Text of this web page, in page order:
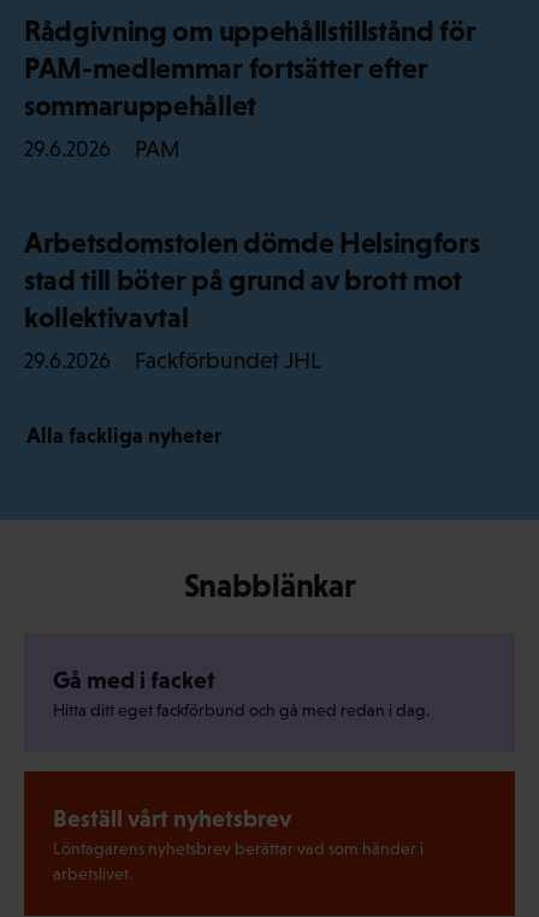
Rådgivning om uppehållstillstånd för
PAM-medlemmar fortsätter efter
sommaruppehållet
29.6.2026 PAM
Arbetsdomstolen dömde Helsingfors
stad till böter på grund av brott mot
kollektivavtal
29.6.2026 Fackförbundet JHL
Alla fackliga nyheter
Snabblänkar
Gå med i facket
Hitta ditt eget fackförbund och gå med redan i dag.
Beställ vårt nyhetsbrev
Löntagarens nyhetsbrev berättar vad som händer i
arbetslivet.